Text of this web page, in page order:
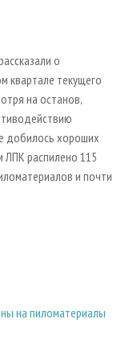
о
квартале текущего
на останов,
добилось хороших
ЛПК распилено 115
и почти
на пиломатериалы